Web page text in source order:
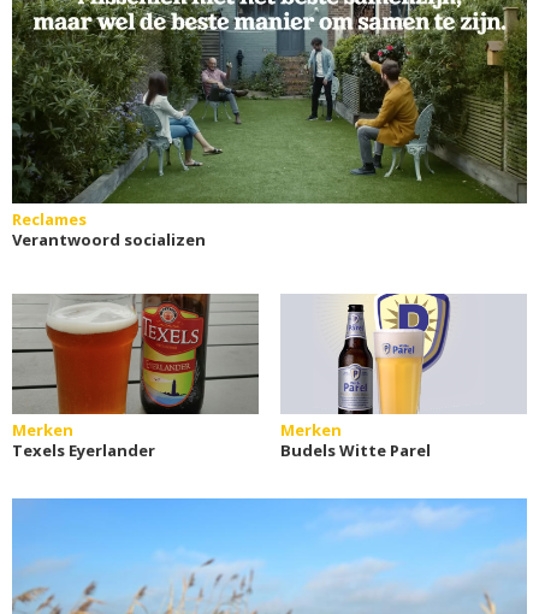
Reclames
Verantwoord socializen
Merken
Texels Eyerlander
Merken
Budels Witte Parel